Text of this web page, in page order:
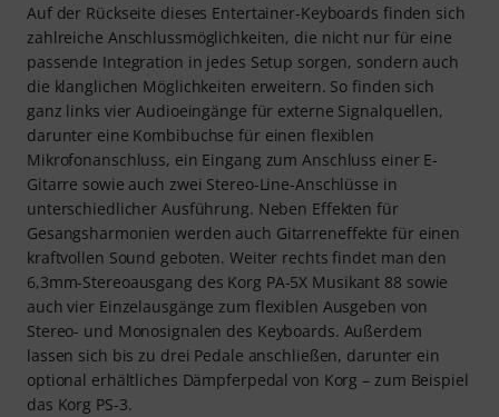
Auf der Rückseite dieses Entertainer-Keyboards finden sich
zahlreiche Anschlussmöglichkeiten, die nicht nur für eine
passende Integration in jedes Setup sorgen, sondern auch
die klanglichen Möglichkeiten erweitern. So finden sich
ganz links vier Audioeingänge für externe Signalquellen,
darunter eine Kombibuchse für einen flexiblen
Mikrofonanschluss, ein Eingang zum Anschluss einer E-
Gitarre sowie auch zwei Stereo-Line-Anschlüsse in
unterschiedlicher Ausführung. Neben Effekten für
Gesangsharmonien werden auch Gitarreneffekte für einen
kraftvollen Sound geboten. Weiter rechts findet man den
6,3mm-Stereoausgang des Korg PA-5X Musikant 88 sowie
auch vier Einzelausgänge zum flexiblen Ausgeben von
Stereo- und Monosignalen des Keyboards. Außerdem
lassen sich bis zu drei Pedale anschließen, darunter ein
optional erhältliches Dämpferpedal von Korg – zum Beispiel
das Korg PS-3.